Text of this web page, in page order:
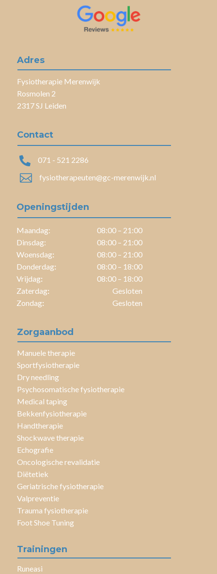
Adres
Fysiotherapie Merenwijk
Rosmolen 2
2317 SJ Leiden
Contact
 071 - 521 2286
 fysiotherapeuten@gc-merenwijk.nl
Openingstijden
Maandag:
08:00 – 21:00
Dinsdag:
08:00 – 21:00
Woensdag:
08:00 – 21:00
Donderdag:
08:00 – 18:00
Vrijdag:
08:00 – 18:00
Zaterdag:
Gesloten
Zondag: Gesloten
Zorgaanbod
Manuele therapie
Sportfysiotherapie
Dry needling
Psychosomatische fysiotherapie
Medical taping
Bekkenfysiotherapie
Handtherapie
Shockwave therapie
Echografie
Oncologische revalidatie
Diëtetiek
Geriatrische fysiotherapie
Valpreventie
Trauma fysiotherapie
Foot Shoe Tuning
Trainingen
Runeasi